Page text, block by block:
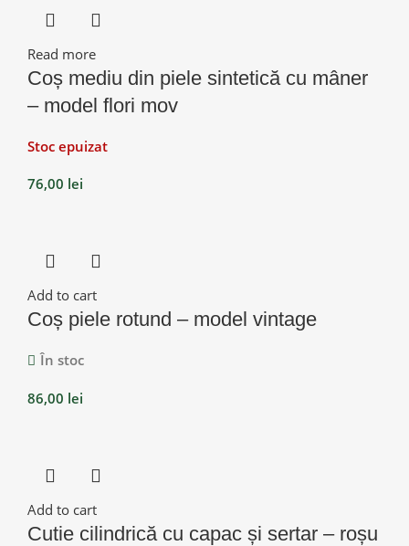
Read more
Coș mediu din piele sintetică cu mâner
– model flori mov
Stoc epuizat
76,00 lei
Add to cart
Coș piele rotund – model vintage
În stoc
86,00 lei
Add to cart
Cutie cilindrică cu capac și sertar – roșu